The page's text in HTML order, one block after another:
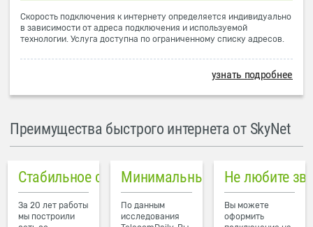
Скорость подключения к интернету определяется индивидуально
в зависимости от адреса подключения и используемой
технологии. Услуга доступна по ограниченному списку адресов.
узнать подробнее
Преимущества быстрого интернета от SkyNet
Стабильное соединение
За 20 лет работы
мы построили
Минимальный пинг в городе
По данным
исследования
Не любите
Вы можете
оформить